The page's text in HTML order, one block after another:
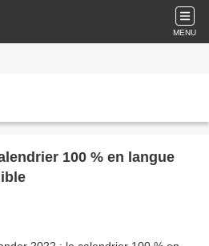
MENU
100 % en langue